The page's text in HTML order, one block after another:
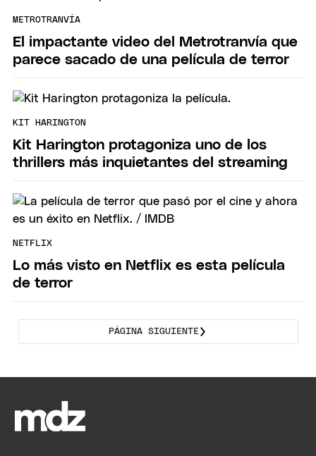
METROTRANVÍA
El impactante video del Metrotranvía que
parece sacado de una película de terror
KIT HARINGTON
Kit Harington protagoniza uno de los
thrillers más inquietantes del streaming
NETFLIX
Lo más visto en Netflix es esta película
de terror
PÁGINA SIGUIENTE